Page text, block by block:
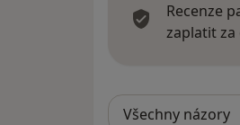
Recenze
zaplatit